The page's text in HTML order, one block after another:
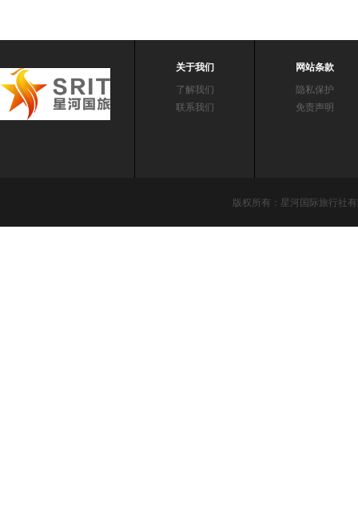
关于我们
了解我们
联系我们
网站条款
隐私保护
免责声明
版权所有：星河国际旅行社